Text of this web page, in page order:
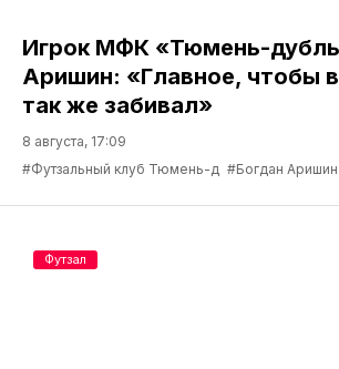
Игрок МФК «Тюмень-
Аришин: «Главное, чтобы
так же забивал»
8 августа, 17:09
#Футзальный клуб Тюмень-д #Богдан Аришин
Футзал